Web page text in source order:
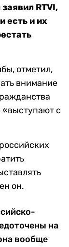
RTVI,
есть и их
отметил,
внимание
«выступают с
он.
на
вообще